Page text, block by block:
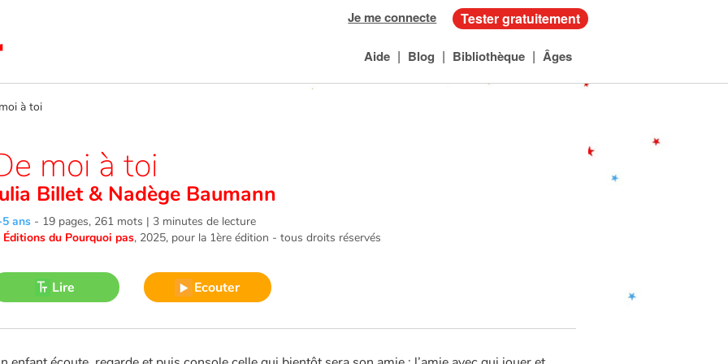
Je me connecte Tester gratuitement
Aide | Blog | Bibliothèque | Âges
à toi
moi à toi
Billet & Nadège Baumann
ans - 19 pages, 261 mots | 3 minutes de lecture
Éditions du Pourquoi pas, 2025, pour la 1ère édition - tous droits réservés
Lire Ecouter